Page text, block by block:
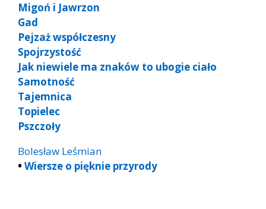
Migoń i Jawrzon
Gad
Pejzaż współczesny
Spojrzystość
Jak niewiele ma znaków to ubogie ciało
Samotność
Tajemnica
Topielec
Pszczoły
Bolesław Leśmian
• Wiersze o pięknie przyrody